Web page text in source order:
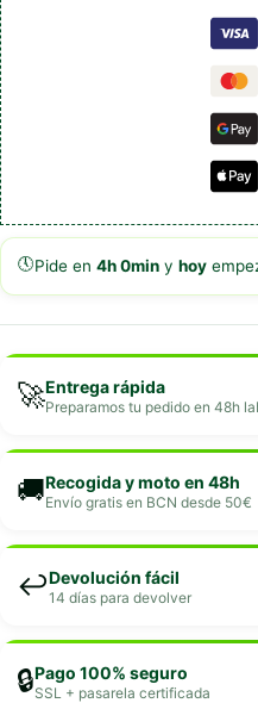
🕔Pide en 4h 0min y hoy
🚀Entrega rápida
Preparamos tu pedido en 48h
🚚Recogida y moto en 48h
Envío gratis en BCN desde 50€
↩️Devolución fácil
14 días para devolver
🔒Pago 100% seguro
SSL + pasarela certificada